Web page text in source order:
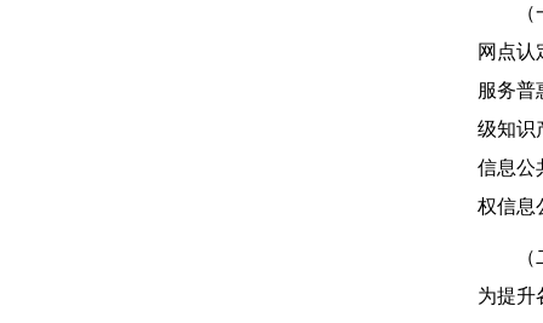
网点认
服务普
级知识
信息公
权信息
为提升